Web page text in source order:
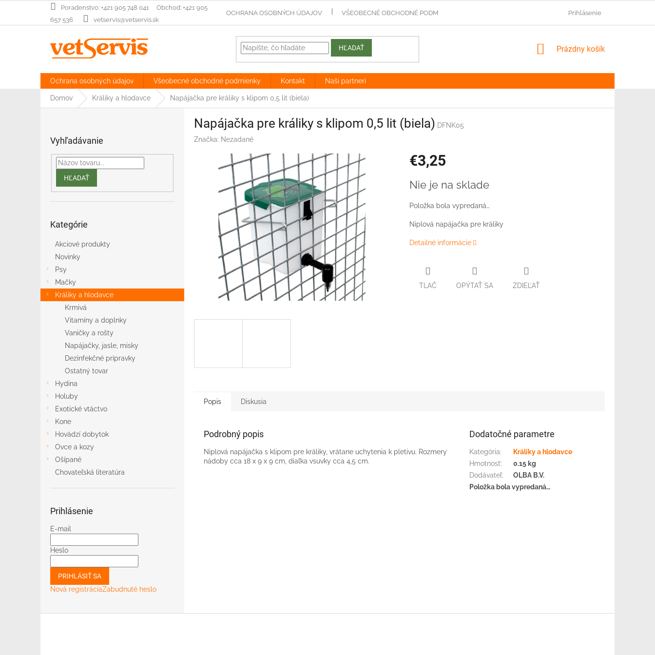
‎Poradenstvo: +421 905 748 041‏‏‎ ‎‏‏‎ ‎‏‏‎ ‎‏‏‎ ‎ Obchod: +421 905
657 536
vetservis@vetservis.sk
OCHRANA OSOBNÝCH ÚDAJOV VŠEOBECNÉ OBCHODNÉ PODMIENKY Prihlásenie
HĽADAŤ
NÁKUPNÝ
Prázdny košík
Ochrana osobných údajov Všeobecné obchodné podmienky Kontakt Naši partneri
Domov Králiky a hlodavce Napájačka pre králiky s klipom 0,5 lit (biela)
Vyhľadávanie
HĽADAŤ
kategórie
Kategórie
Akciové produkty
Novinky
Psy
Mačky
Králiky a hlodavce
Krmivá
Vitamíny a doplnky
Vaničky a rošty
Napájačky, jasle, misky
Dezinfekčné prípravky
Ostatný tovar
Hydina
Holuby
Exotické vtáctvo
Kone
Hovädzí dobytok
Ovce a kozy
Ošípané
Chovateľská literatúra
Prihlásenie
E-mail
Heslo
PRIHLÁSIŤ SA
Nová registráciaZabudnuté heslo
Napájačka pre králiky s klipom 0,5 lit (biela) DFNK05
Značka: Nezadané
€3,25
cena:
Nie je na sklade
Položka bola vypredaná…
Niplová napájačka pre králiky
Detailné informácie
TLAČ OPÝTAŤ SA ZDIEĽAŤ
Popis Diskusia
Podrobný popis
Niplová napájačka s klipom pre králiky, vrátane uchytenia k pletivu. Rozmery
nádoby cca 18 x 9 x 9 cm, diaľka vsuvky cca 4,5 cm.
Dodatočné parametre
Kategória:
Králiky a hlodavce
Hmotnosť:
0.15 kg
Dodávateľ:
OLBA B.V.
Položka bola vypredaná…